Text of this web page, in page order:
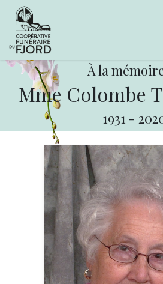
À la
Mme Colombe
1931 -